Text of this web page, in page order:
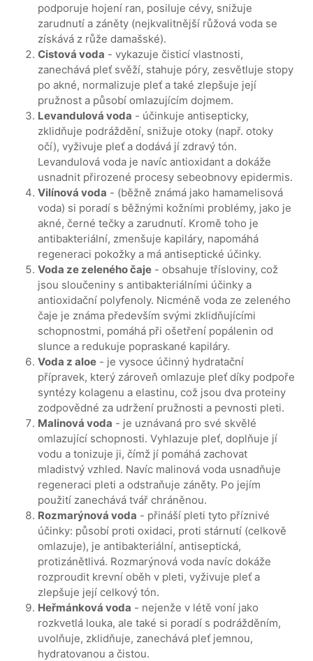
podporuje hojení ran, posiluje cévy, snižuje
zarudnutí a záněty (nejkvalitnější růžová voda se
získává z růže damašské).
Cistová voda - vykazuje čisticí vlastnosti,
zanechává pleť svěží, stahuje póry, zesvětluje stopy
po akné, normalizuje pleť a také zlepšuje její
pružnost a působí omlazujícím dojmem.
Levandulová voda - účinkuje antisepticky,
zklidňuje podráždění, snižuje otoky (např. otoky
očí), vyživuje pleť a dodává jí zdravý tón.
Levandulová voda je navíc antioxidant a dokáže
usnadnit přirozené procesy sebeobnovy epidermis.
Vilínová voda - (běžně známá jako hamamelisová
voda) si poradí s běžnými kožními problémy, jako je
akné, černé tečky a zarudnutí. Kromě toho je
antibakteriální, zmenšuje kapiláry, napomáhá
regeneraci pokožky a má antiseptické účinky.
Voda ze zeleného čaje - obsahuje třísloviny, což
jsou sloučeniny s antibakteriálními účinky a
antioxidační polyfenoly. Nicméně voda ze zeleného
čaje je známa především svými zklidňujícími
schopnostmi, pomáhá při ošetření popálenin od
slunce a redukuje popraskané kapiláry.
Voda z aloe - je vysoce účinný hydratační
přípravek, který zároveň omlazuje pleť díky podpoře
syntézy kolagenu a elastinu, což jsou dva proteiny
zodpovědné za udržení pružnosti a pevnosti pleti.
Malinová voda - je uznávaná pro své skvělé
omlazující schopnosti. Vyhlazuje pleť, doplňuje jí
vodu a tonizuje ji, čímž jí pomáhá zachovat
mladistvý vzhled. Navíc malinová voda usnadňuje
regeneraci pleti a odstraňuje záněty. Po jejím
použití zanechává tvář chráněnou.
Rozmarýnová voda - přináší pleti tyto příznivé
účinky: působí proti oxidaci, proti stárnutí (celkově
omlazuje), je antibakteriální, antiseptická,
protizánětlivá. Rozmarýnová voda navíc dokáže
rozproudit krevní oběh v pleti, vyživuje pleť a
zlepšuje její celkový tón.
Heřmánková voda - nejenže v létě voní jako
rozkvetlá louka, ale také si poradí s podrážděním,
uvolňuje, zklidňuje, zanechává pleť jemnou,
hydratovanou a čistou.